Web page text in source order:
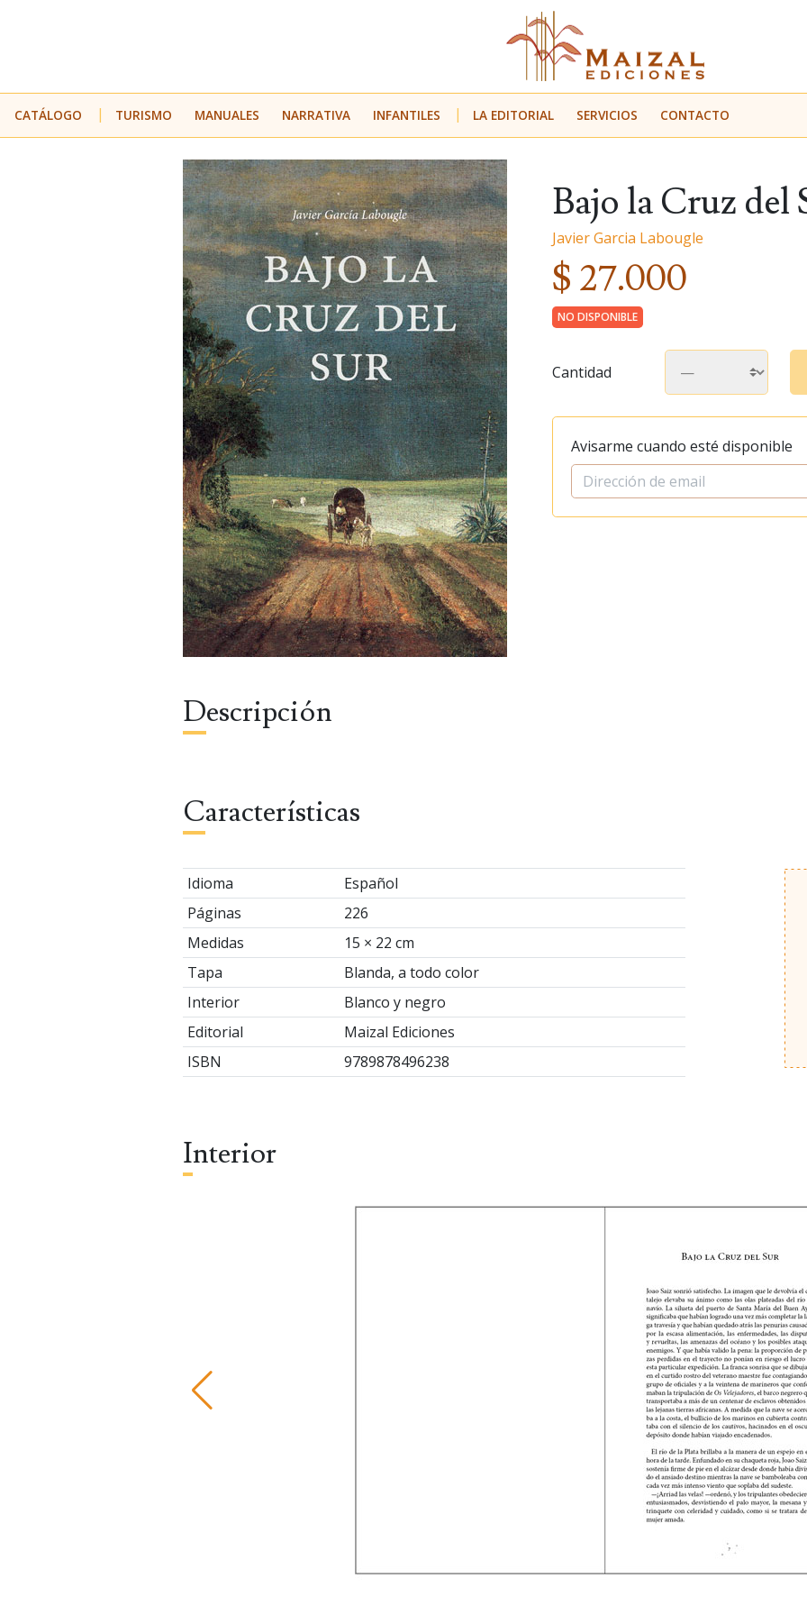
CATÁLOGO TURISMO MANUALES NARRATIVA INFANTILES LA EDITORIAL SERVICIOS CONTACTO
Bajo la Cruz del
Javier Garcia Labougle
$ 27.000
NO DISPONIBLE
Cantidad
Avisarme cuando esté disponible
Descripción
Características
Idioma
Español
Páginas
226
Medidas
15 × 22 cm
Tapa
Blanda, a todo color
Interior
Blanco y negro
Editorial
Maizal Ediciones
ISBN
9789878496238
Interior